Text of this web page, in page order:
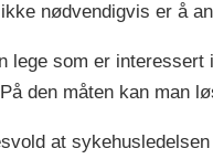
nødvendigvis er å
lege som er
den måten kan man
at